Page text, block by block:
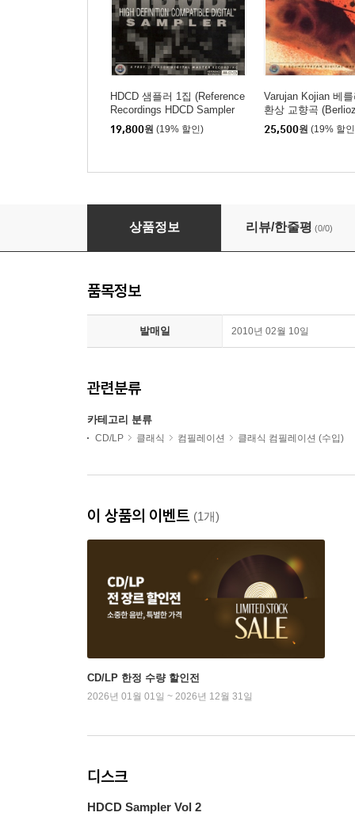
HDCD 샘플러 1집 (Reference
Recordings HDCD Sampler
1)
19,800원 (19% 할인)
Varujan Kojian 베
환상 교향곡
onie Fantastique)
25,500원 (19% 할
HDCD 샘플러 2집 (Reference Recordings
상품정보 리뷰/한줄평 (0/0)
품목정보
발매일 2010년 02월 10일
관련분류
카테고리 분류
CD/LP 클래식 컴필레이션 클래식 컴필레이션 (수입)
이 상품의 이벤트 (1개)
CD/LP 한정 수량 할인전
2026년 01월 01일 ~ 2026년 12월 31일
디스크
HDCD Sampler Vol 2